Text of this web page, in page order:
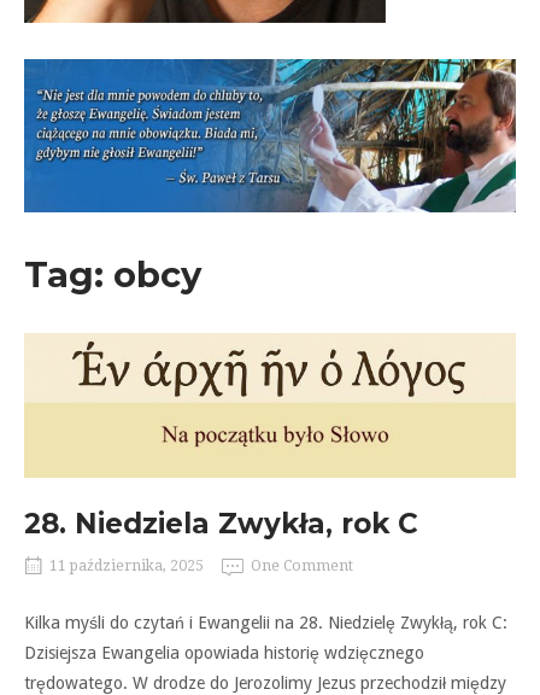
Tag: obcy
28. Niedziela Zwykła, rok C
11 października, 2025 One Comment
Kilka myśli do czytań i Ewangelii na 28. Niedzielę Zwykłą, rok C:
Dzisiejsza Ewangelia opowiada historię wdzięcznego
trędowatego. W drodze do Jerozolimy Jezus przechodził między